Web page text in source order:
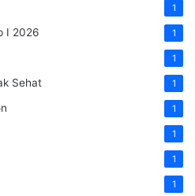
1
I 2026 1
1
Sehat 1
1
1
1
1